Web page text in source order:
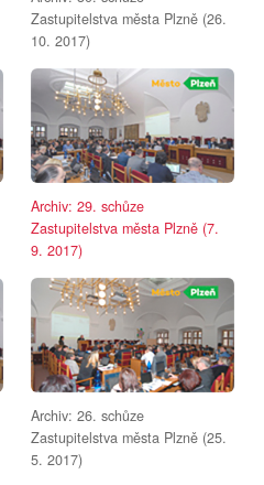
Zastupitelstva města Plzně (26.
10. 2017)
Archiv: 29. schůze
Zastupitelstva města Plzně (7.
9. 2017)
Archiv: 26. schůze
Zastupitelstva města Plzně (25.
5. 2017)